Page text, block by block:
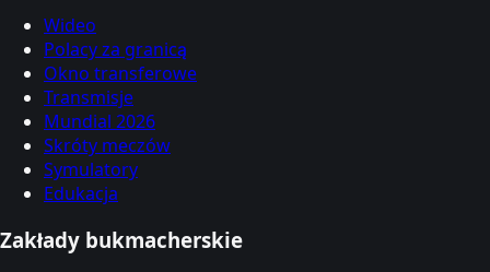
Wideo
Polacy za granicą
Okno transferowe
Transmisje
Mundial 2026
Skróty meczów
Symulatory
Edukacja
Zakłady bukmacherskie